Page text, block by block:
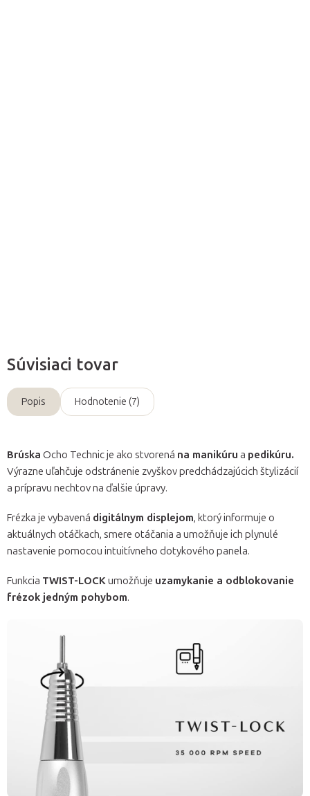
Súvisiaci tovar
Popis Hodnotenie (7)
Brúska Ocho Technic je ako stvorená na manikúru a pedikúru.
Výrazne uľahčuje odstránenie zvyškov predchádzajúcich štylizácií
a prípravu nechtov na ďalšie úpravy.
Frézka je vybavená digitálnym displejom, ktorý informuje o
aktuálnych otáčkach, smere otáčania a umožňuje ich plynulé
nastavenie pomocou intuitívneho dotykového panela.
Funkcia TWIST-LOCKumožňuje uzamykanie a odblokovanie
frézok jedným pohybom.